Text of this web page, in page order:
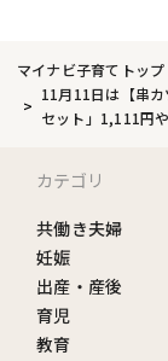
マイナビ子育てトップ
11月11日は【串
セット」1,111円
カテゴリ
共働き夫婦
妊娠
出産・産後
育児
教育